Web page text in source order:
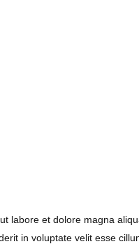
labore et dolore magna
in voluptate velit esse